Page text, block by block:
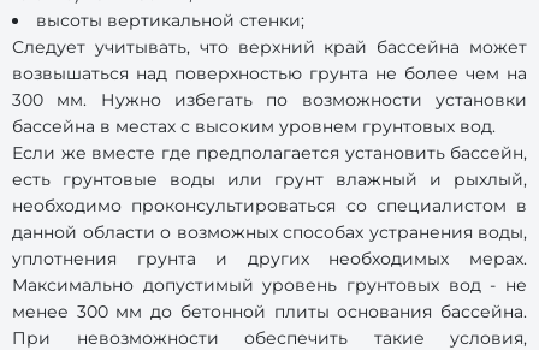
высоты вертикальной стенки;
Следует учитывать, что верхний край бассейна может
возвышаться над поверхностью грунта не более чем на
300 мм. Нужно избегать по возможности установки
бассейна в местах с высоким уровнем грунтовых вод.
Если же вместе где предполагается установить бассейн,
есть грунтовые воды или грунт влажный и рыхлый,
необходимо проконсультироваться со специалистом в
данной области о возможных способах устранения воды,
уплотнения грунта и других необходимых мерах.
Максимально допустимый уровень грунтовых вод - не
менее 300 мм до бетонной плиты основания бассейна.
При невозможности обеспечить такие условия,